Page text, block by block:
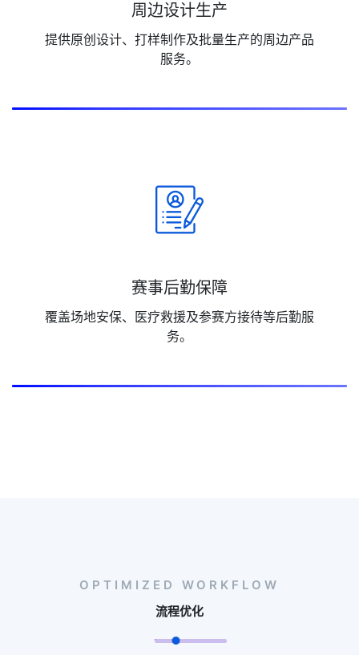
周边设计生产
提供原创设计、打样制作及批量生产的周边产品
服务。
赛事后勤保障
覆盖场地安保、医疗救援及参赛方接待等后勤服
务。
OPTIMIZED WORKFLOW
流程优化